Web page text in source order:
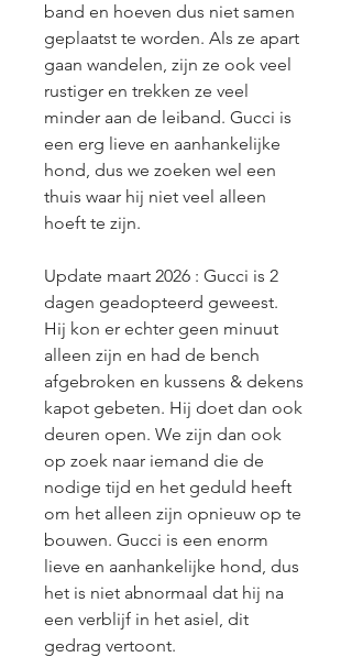
band en hoeven dus niet samen
geplaatst te worden. Als ze apart
gaan wandelen, zijn ze ook veel
rustiger en trekken ze veel
minder aan de leiband. Gucci is
een erg lieve en aanhankelijke
hond, dus we zoeken wel een
thuis waar hij niet veel alleen
hoeft te zijn.
Update maart 2026 : Gucci is 2
dagen geadopteerd geweest.
Hij kon er echter geen minuut
alleen zijn en had de bench
afgebroken en kussens & dekens
kapot gebeten. Hij doet dan ook
deuren open. We zijn dan ook
op zoek naar iemand die de
nodige tijd en het geduld heeft
om het alleen zijn opnieuw op te
bouwen. Gucci is een enorm
lieve en aanhankelijke hond, dus
het is niet abnormaal dat hij na
een verblijf in het asiel, dit
gedrag vertoont.